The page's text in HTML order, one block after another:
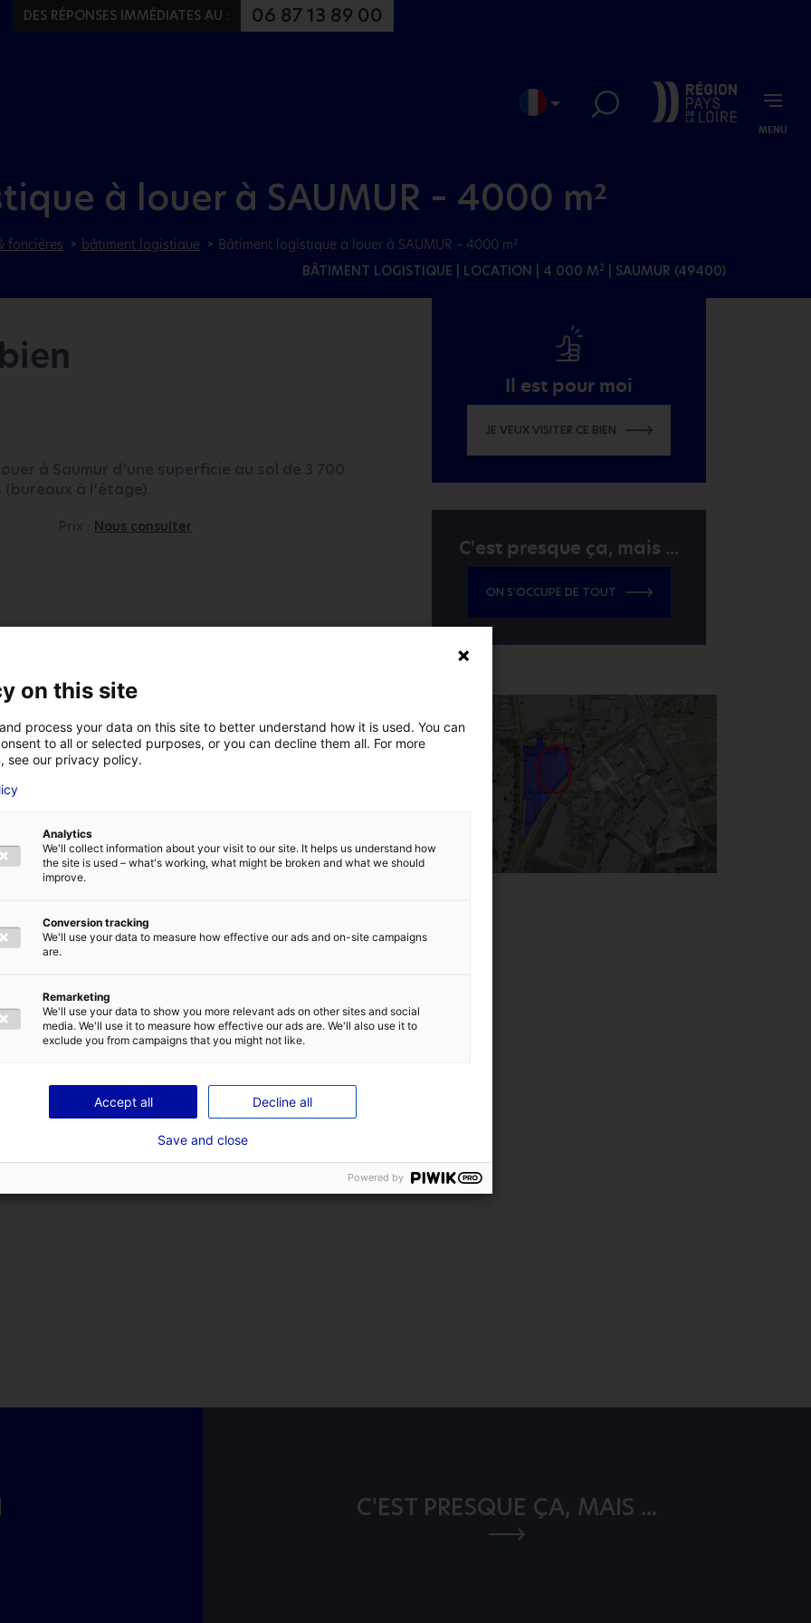
Aller au menu
Aller au contenu
DES RÉPONSES IMMÉDIATES AU : 06 87 13 89 00
JP
MENU
ADRESSE E-MAIL*
DE CONFIDENTIALITÉ
ENVOYER
à louer à SAUMUR – 4000 m²
foncières bâtiment logistique
Bâtiment logistique à louer à SAUMUR – 4000 m²
BÂTIMENT LOGISTIQUE | LOCATION | 4 000 M2 | SAUMUR (49400)
Il est pour moi
JE VEUX VISITER CE BIEN
C'est presque ça, mais ...
ON S'OCCUPE DE TOUT
à Saumur d’une superficie au sol de 3 700
à l’étage).
Prix : Nous consulter
techniques
Disponible
C'EST PRESQUE ÇA, MAIS ...
on this site
process your data on this site to better understand how it is used. You can
to all or selected purposes, or you can decline them all. For more
see our privacy policy.
Analytics
We'll collect information about your visit to our site. It helps us understand how
the site is used – what's working, what might be broken and what we should
improve.
Conversion tracking
We'll use your data to measure how effective our ads and on-site campaigns
are.
Remarketing
We'll use your data to show you more relevant ads on other sites and social
media. We'll use it to measure how effective our ads are. We'll also use it to
exclude you from campaigns that you might not like.
Accept all Decline all
Save and close
Powered by